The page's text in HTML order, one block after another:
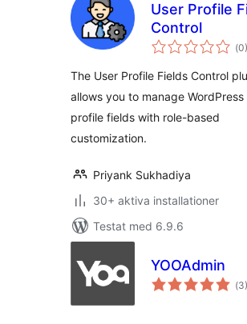
User Profile
Control
(0)
The User Profile Fields Control
allows you to manage WordPress
profile fields with role-based
customization.
Priyank Sukhadiya
30+ aktiva installationer
Testat med 6.9.6
YOOAdmin
(3)